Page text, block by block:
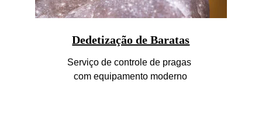
Dedetização de Baratas
Serviço de controle de pragas
com equipamento moderno